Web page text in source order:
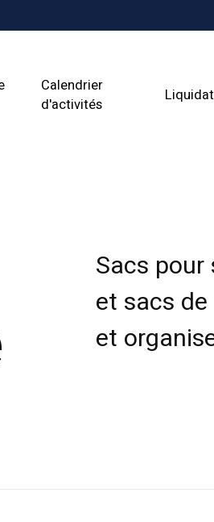
Calendrier
d'activités
Sacs
et sacs
et